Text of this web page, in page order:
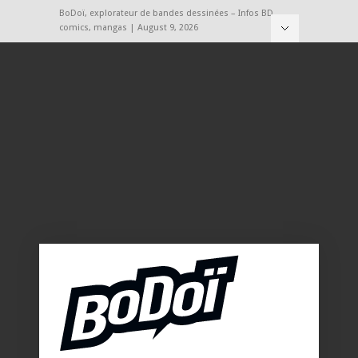
BoDoï, explorateur de bandes dessinées – Infos BD,
comics, mangas | August 9, 2026